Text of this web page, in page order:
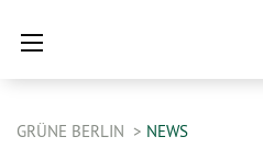
GRÜNE BERLIN NEWS